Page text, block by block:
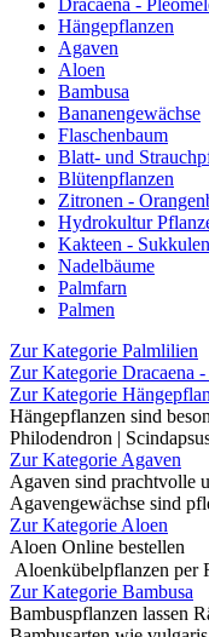
Dracaena -
Hängepflanzen
Agaven
Aloen
Bambusa
Bananengewächse
Flaschenbaum
Blatt- und
Blütenpflanzen
Zitronen -
Hydrokultur
Kakteen -
Nadelbäume
Palmfarn
Palmen
Zur Kategorie Palmlilien
Zur Kategorie Dracaena -
Zur Kategorie
Hängepflanzen sind
Philodendron |
Zur Kategorie Agaven
Agaven sind prachtvolle
Agavengewächse sind
Zur Kategorie Aloen
Aloen Online bestellen
Aloenkübelpflanzen per
Zur Kategorie Bambusa
Bambuspflanzen lassen